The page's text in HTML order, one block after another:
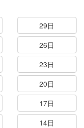
29日
26日
23日
20日
17日
14日